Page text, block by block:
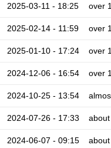
2025-03-11 - 18:25 over
2025-02-14 - 11:59 over
2025-01-10 - 17:24 over
2024-12-06 - 16:54 over
2024-10-25 - 13:54
2024-07-26 - 17:33
2024-06-07 - 09:15